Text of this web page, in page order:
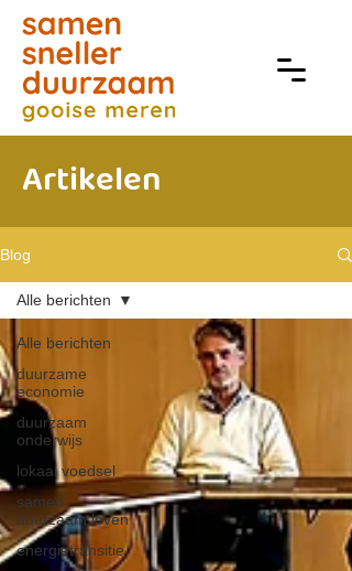
Artikelen
Blog
Alle berichten
duurzame
economie
duurzaam
onderwijs
lokaal voedsel
samen
duurzaam leven
energietransitie
Alle berichten